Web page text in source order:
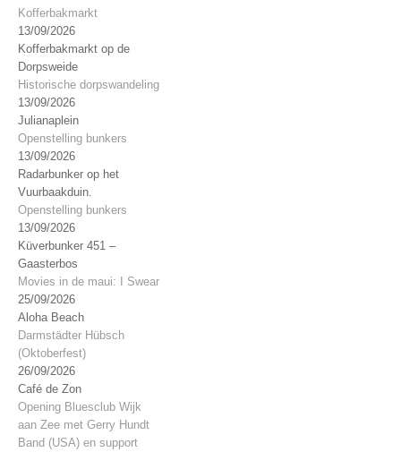
Kofferbakmarkt
13/09/2026
Kofferbakmarkt op de
Dorpsweide
Historische dorpswandeling
13/09/2026
Julianaplein
Openstelling bunkers
13/09/2026
Radarbunker op het
Vuurbaakduin.
Openstelling bunkers
13/09/2026
Küverbunker 451 –
Gaasterbos
Movies in de maui: I Swear
25/09/2026
Aloha Beach
Darmstädter Hübsch
(Oktoberfest)
26/09/2026
Café de Zon
Opening Bluesclub Wijk
aan Zee met Gerry Hundt
Band (USA) en support